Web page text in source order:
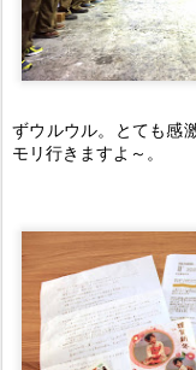
ずウルウル。とても感
モリ行きますよ～。